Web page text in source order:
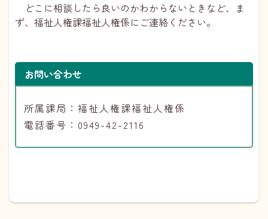
どこに相談したら良いのかわからないときなど、ま
ず、 福祉人権課福祉人権係にご連絡ください。
お問い合わせ
所属課局：福祉人権課福祉人権係
電話番号：0949-42-2116